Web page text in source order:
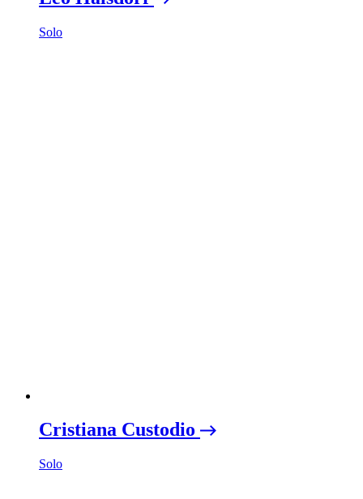
Solo
Cristiana Custodio
Solo